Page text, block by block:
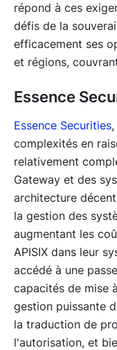
répond à ces
défis de la
efficacement ses
et régions,
Essence
Essence Securities
complexités en
relativement
Gateway et des
architecture
la gestion des
augmentant les
APISIX dans leur
accédé à une
capacités de mise
gestion puissante
la traduction de
l'autorisation, et